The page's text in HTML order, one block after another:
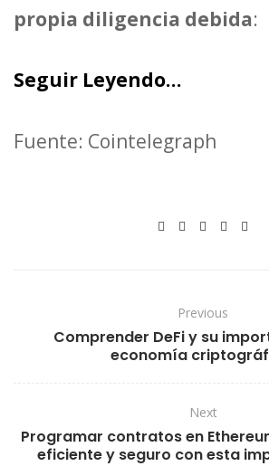
propia diligencia debida:
Seguir Leyendo…
Fuente: Cointelegraph
Previous
Comprender DeFi y su
economía
Next
Programar contratos en
eficiente y seguro con esta